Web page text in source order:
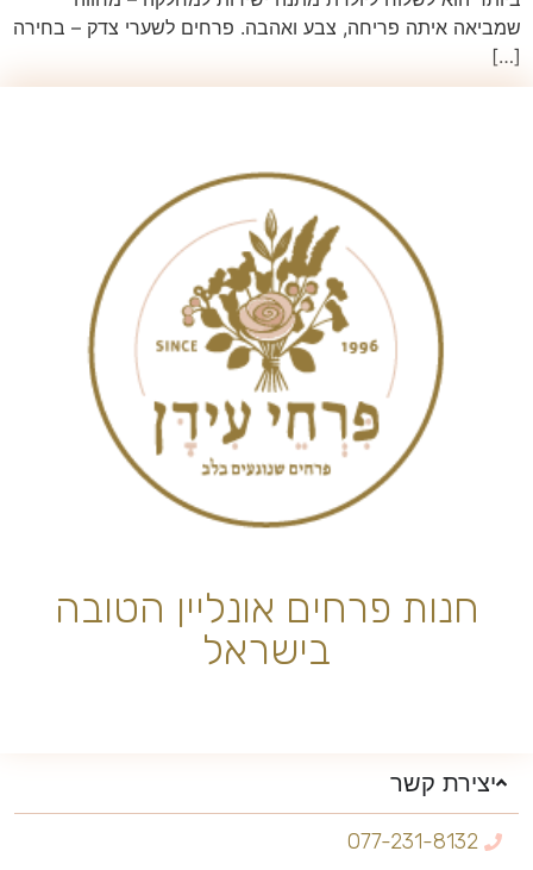
שמביאה איתה פריחה, צבע ואהבה. פרחים לשערי צדק – בחירה
[…]
חנות פרחים אונליין הטובה
בישראל
יצירת קשר
077-231-8132